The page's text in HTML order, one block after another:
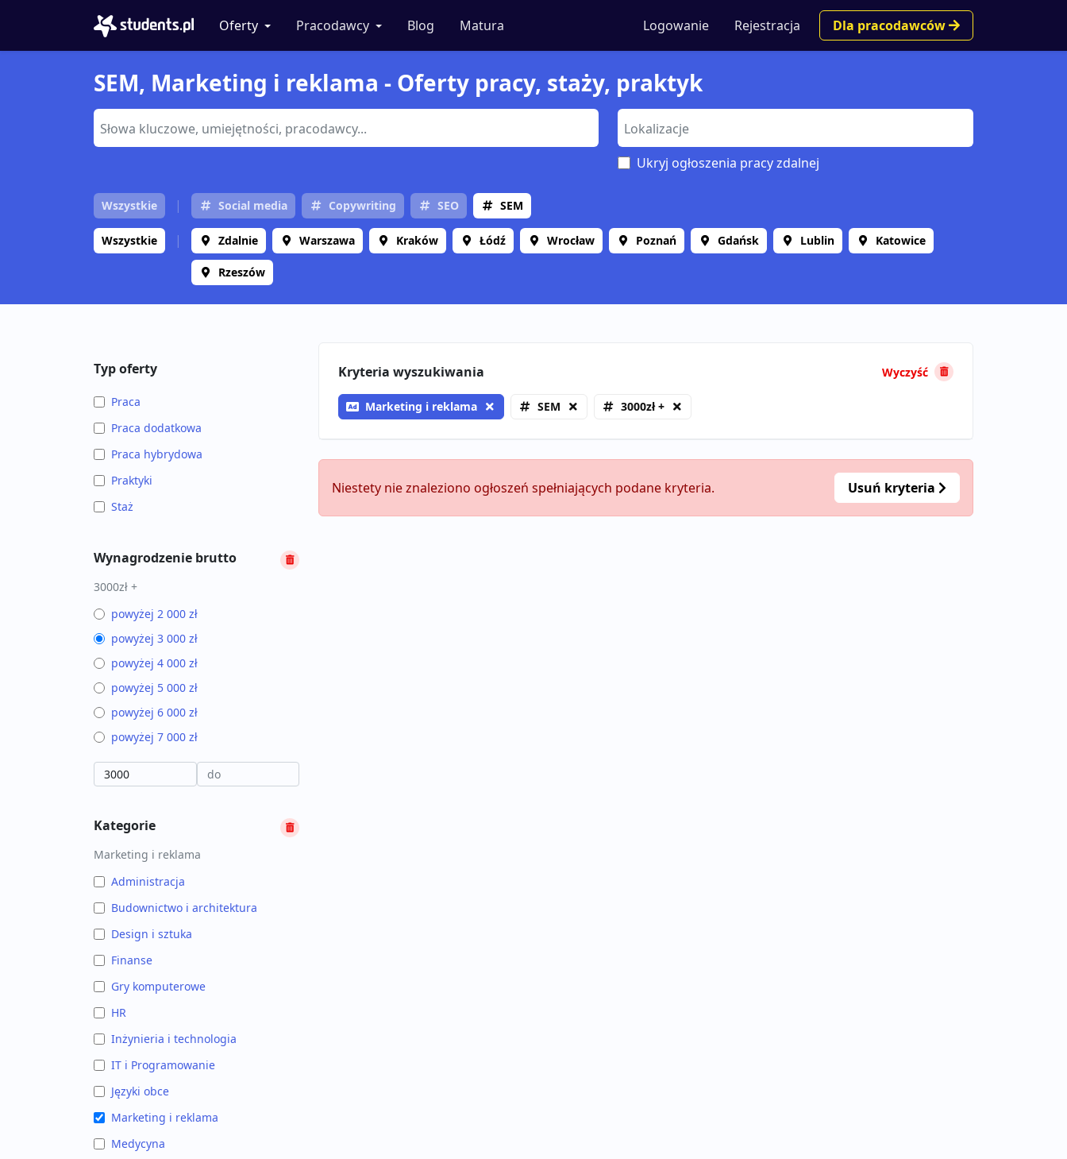
Oferty Pracodawcy Blog Matura Logowanie Rejestracja Dla pracodawców
SEM, Marketing i reklama - Oferty pracy, staży, praktyk
Ukryj ogłoszenia pracy zdalnej
Wszystkie Social media Copywriting SEO SEM
Wszystkie Zdalnie Warszawa Kraków Łódź Wrocław Poznań Gdańsk Lublin Katowice
Rzeszów
Typ oferty
Praca
Praca dodatkowa
Praca hybrydowa
Praktyki
Staż
Wynagrodzenie brutto
3000zł +
powyżej 2 000 zł
powyżej 3 000 zł
powyżej 4 000 zł
powyżej 5 000 zł
powyżej 6 000 zł
powyżej 7 000 zł
Kategorie
Marketing i reklama
Administracja
Budownictwo i architektura
Design i sztuka
Finanse
Gry komputerowe
HR
Inżynieria i technologia
IT i Programowanie
Języki obce
Marketing i reklama
Medycyna
Kryteria wyszukiwania Wyczyść
Marketing i reklama SEM 3000zł +
Niestety nie znaleziono ogłoszeń spełniających podane kryteria. Usuń kryteria